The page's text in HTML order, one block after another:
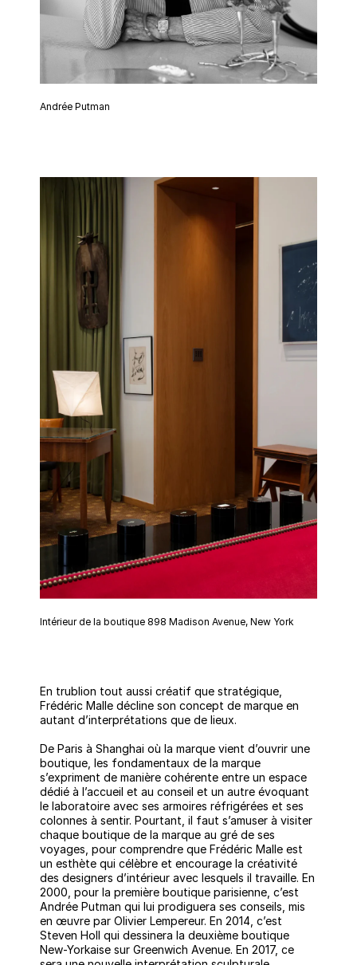
Andrée Putman
Intérieur de la boutique 898 Madison Avenue, New York
En trublion tout aussi créatif que stratégique,
Frédéric Malle décline son concept de marque en
autant d’interprétations que de lieux.
De Paris à Shanghai où la marque vient d’ouvrir une
boutique, les fondamentaux de la marque
s’expriment de manière cohérente entre un espace
dédié à l’accueil et au conseil et un autre évoquant
le laboratoire avec ses armoires réfrigérées et ses
colonnes à sentir. Pourtant, il faut s’amuser à visiter
chaque boutique de la marque au gré de ses
voyages, pour comprendre que Frédéric Malle est
un esthète qui célèbre et encourage la créativité
des designers d’intérieur avec lesquels il travaille. En
2000, pour la première boutique parisienne, c’est
Andrée Putman qui lui prodiguera ses conseils, mis
en œuvre par Olivier Lempereur. En 2014, c’est
Steven Holl qui dessinera la deuxième boutique
New-Yorkaise sur Greenwich Avenue. En 2017, ce